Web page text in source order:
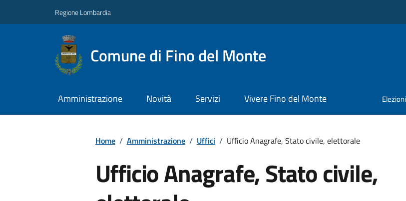
Regione Lombardia
Comune di Fino del Monte
Amministrazione Novità Servizi Vivere Fino del Monte Elezioni
Home / Amministrazione / Uffici / Ufficio Anagrafe, Stato civile, elettorale
Ufficio Anagrafe, Stato civile,